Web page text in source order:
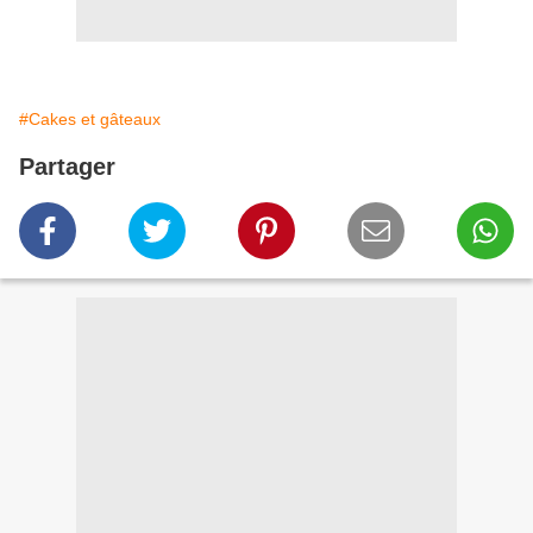
#Cakes et gâteaux
Partager